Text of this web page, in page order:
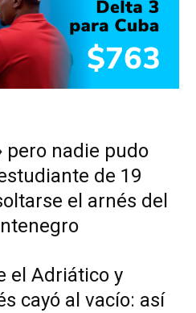
pero nadie pudo
de 19
el arnés del
el Adriático y
cayó al vacío: así